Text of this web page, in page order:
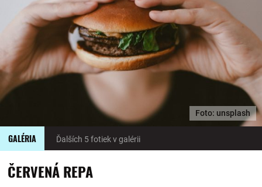
GALÉRIA Ďalších 5 fotiek v galérii
Foto: unsplash
ČERVENÁ REPA